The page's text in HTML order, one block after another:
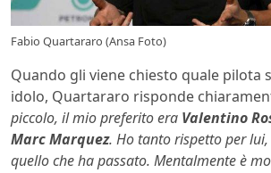
Fabio Quartararo (Ansa Foto)
Quando gli viene chiesto quale pilota
idolo, Quartararo risponde
piccolo, il mio preferito era Valentino
Marc Marquez. Ho tanto rispetto per
quello che ha passato. Mentalmente è